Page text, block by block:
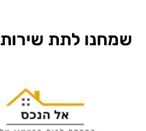
שמחנו לתת שירות